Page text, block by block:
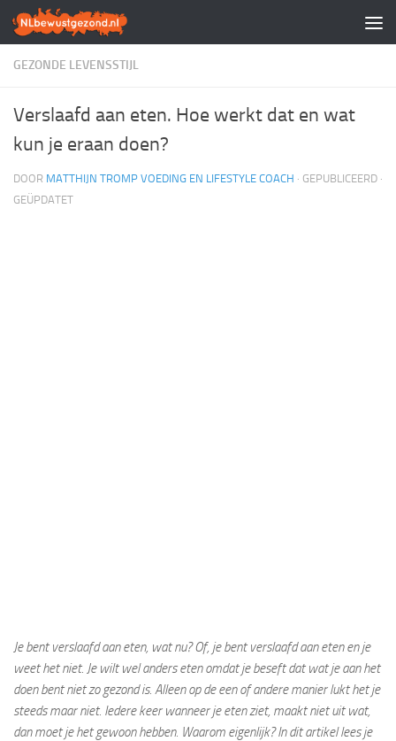
Doorgaan naar inhoud
GEZONDE LEVENSSTIJL
Verslaafd aan eten. Hoe werkt dat en wat
kun je eraan doen?
DOOR MATTHIJN TROMP VOEDING EN LIFESTYLE COACH · GEPUBLICEERD ·
GEÜPDATET
Je bent verslaafd aan eten, wat nu? Of, je bent verslaafd aan eten en je
weet het niet. Je wilt wel anders eten omdat je beseft dat wat je aan het
doen bent niet zo gezond is. Alleen op de een of andere manier lukt het je
steeds maar niet. Iedere keer wanneer je eten ziet, maakt niet uit wat,
dan moet je het gewoon hebben. Waarom eigenlijk? In dit artikel lees je